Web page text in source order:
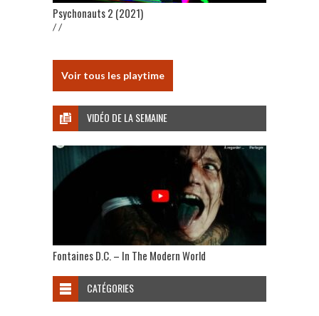
Psychonauts 2 (2021)
/ /
Voir tous les playtime
VIDÉO DE LA SEMAINE
Fontaines D.C. – In The Modern World
CATÉGORIES